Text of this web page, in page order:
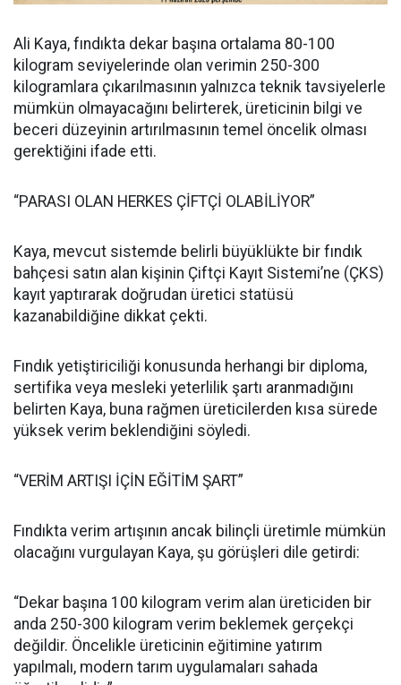
Ali Kaya, fındıkta dekar başına ortalama 80-100
kilogram seviyelerinde olan verimin 250-300
kilogramlara çıkarılmasının yalnızca teknik tavsiyelerle
mümkün olmayacağını belirterek, üreticinin bilgi ve
beceri düzeyinin artırılmasının temel öncelik olması
gerektiğini ifade etti.
“PARASI OLAN HERKES ÇİFTÇİ OLABİLİYOR”
Kaya, mevcut sistemde belirli büyüklükte bir fındık
bahçesi satın alan kişinin Çiftçi Kayıt Sistemi’ne (ÇKS)
kayıt yaptırarak doğrudan üretici statüsü
kazanabildiğine dikkat çekti.
Fındık yetiştiriciliği konusunda herhangi bir diploma,
sertifika veya mesleki yeterlilik şartı aranmadığını
belirten Kaya, buna rağmen üreticilerden kısa sürede
yüksek verim beklendiğini söyledi.
“VERİM ARTIŞI İÇİN EĞİTİM ŞART”
Fındıkta verim artışının ancak bilinçli üretimle mümkün
olacağını vurgulayan Kaya, şu görüşleri dile getirdi:
“Dekar başına 100 kilogram verim alan üreticiden bir
anda 250-300 kilogram verim beklemek gerçekçi
değildir. Öncelikle üreticinin eğitimine yatırım
yapılmalı, modern tarım uygulamaları sahada